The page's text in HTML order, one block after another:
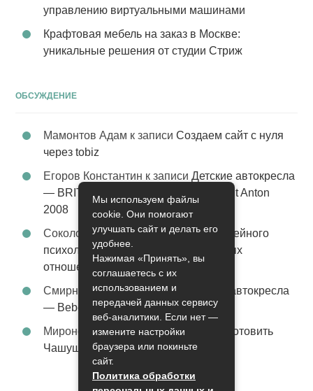
управлению виртуальными машинами
Крафтовая мебель на заказ в Москве:
уникальные решения от студии Стриж
ОБСУЖДЕНИЕ
Мамонтов Адам к записиСоздаем сайт с нуля
через tobiz
Егоров Константин к записиДетские автокресла
— BRITAX Evolva 1-2-3 (1-2-3) цвет St Anton
2008
Соколова Эльзак записиУслуги семейного
психолога – стабильность в семейных
отношениях
Смирнова Грацияк записи
Детские автокресла
— Bebe Confort Moby цвет Orange
Миронов Никифорк записи
Как приготовить
Чашушули
Мы используем файлы
cookie. Они помогают
улучшать сайт и делать его
удобнее.
Нажимая «Принять», вы
соглашаетесь с их
использованием и
передачей данных сервису
веб-аналитики. Если нет —
измените настройки
браузера или покиньте
сайт.
Политика обработки